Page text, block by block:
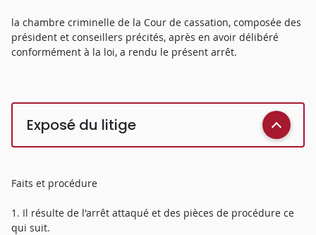
la chambre criminelle de la Cour de cassation, composée des
président et conseillers précités, après en avoir délibéré
conformément à la loi, a rendu le présent arrêt.
Exposé du litige
Faits et procédure
1. Il résulte de l'arrêt attaqué et des pièces de procédure ce
qui suit.